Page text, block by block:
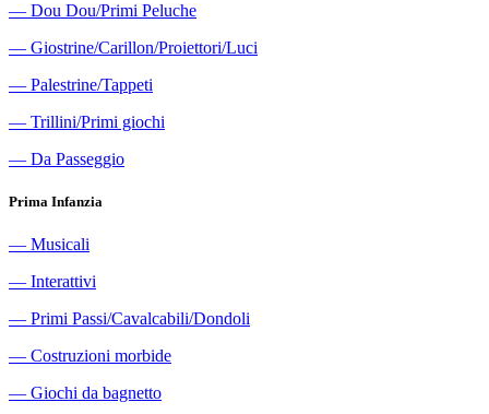
― Dou Dou/Primi Peluche
― Giostrine/Carillon/Proiettori/Luci
― Palestrine/Tappeti
― Trillini/Primi giochi
― Da Passeggio
Prima Infanzia
― Musicali
― Interattivi
― Primi Passi/Cavalcabili/Dondoli
― Costruzioni morbide
― Giochi da bagnetto